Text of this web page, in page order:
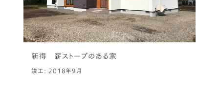
新得 薪ストーブのある家
竣工: 2018年9月